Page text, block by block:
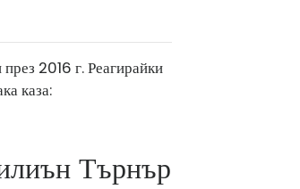
2016 г. Реагирайки
каза:
Търнър